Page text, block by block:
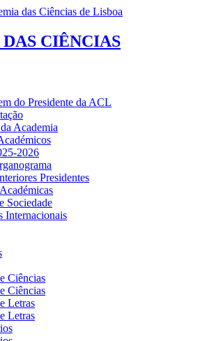
CIÊNCIAS
do Presidente da ACL
Academia
2026
Presidentes
Sociedade
Internacionais
Ciências
Ciências
Letras
Letras